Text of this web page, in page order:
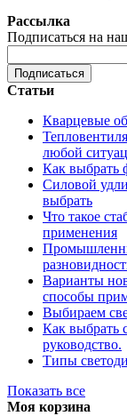
Рассылка
Подписаться на
Подписаться
Статьи
Кварцевые
любой
Как выбрать
Силовой
выбрать
Что такое
применения
Варианты
способы
Выбираем
Как выбрать
руководство.
Типы
Показать все
Моя корзина